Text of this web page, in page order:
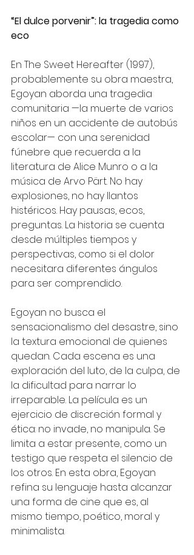
“El dulce porvenir”: la tragedia como
eco
En The Sweet Hereafter (1997),
probablemente su obra maestra,
Egoyan aborda una tragedia
comunitaria —la muerte de varios
niños en un accidente de autobús
escolar— con una serenidad
fúnebre que recuerda a la
literatura de Alice Munro o a la
música de Arvo Pärt. No hay
explosiones, no hay llantos
histéricos. Hay pausas, ecos,
preguntas. La historia se cuenta
desde múltiples tiempos y
perspectivas, como si el dolor
necesitara diferentes ángulos
para ser comprendido.
Egoyan no busca el
sensacionalismo del desastre, sino
la textura emocional de quienes
quedan. Cada escena es una
exploración del luto, de la culpa, de
la dificultad para narrar lo
irreparable. La película es un
ejercicio de discreción formal y
ética: no invade, no manipula. Se
limita a estar presente, como un
testigo que respeta el silencio de
los otros. En esta obra, Egoyan
refina su lenguaje hasta alcanzar
una forma de cine que es, al
mismo tiempo, poético, moral y
minimalista.